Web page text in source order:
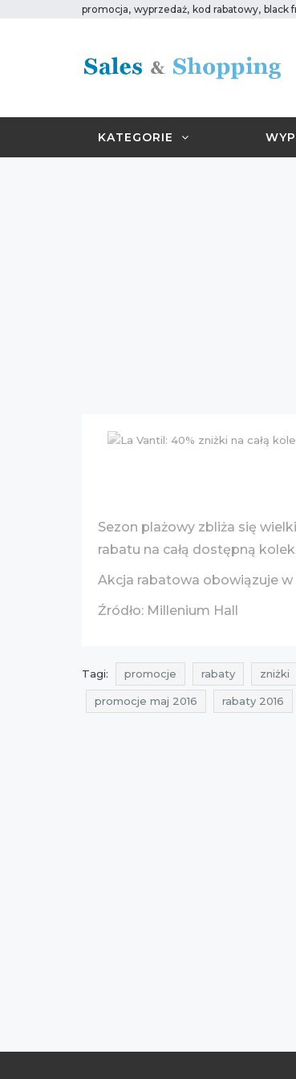
promocja, wyprzedaż, kod rabatowy, black
KATEGORIE
Sezon plażowy zbliża się
rabatu na całą dostępną
Akcja rabatowa obowiązuje w
Źródło: Millenium Hall
Tagi: promocje rabaty zniżki
promocje maj 2016 rabaty 2016